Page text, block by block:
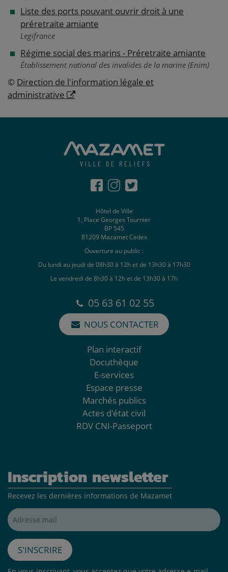
Liste des ports pouvant ouvrir droit à une
préretraite amiante
Legifrance
Régime social des marins - Préretraite amiante
Établissement national des invalides de la marine (Enim)
© Direction de l'information légale et
administrative
Hôtel de Ville
1, Place Georges Tournier
BP 545
81209 Mazamet Cedex
Ouverture au public :
Du lundi au jeudi de 08h30 à 12h et de 13h30 à 17h30
Le vendredi de 8h30 à 12h et de 13h30 à 17h
05 63 61 02 55
NOUS CONTACTER
Plan interactif
Docuthèque
E-services
Espace presse
Marchés publics
Actes d'état civil
RDV CNI-Passeport
Inscription newsletter
Recevez les dernières informations de Mazamet
Adresse mail*
S'inscrire